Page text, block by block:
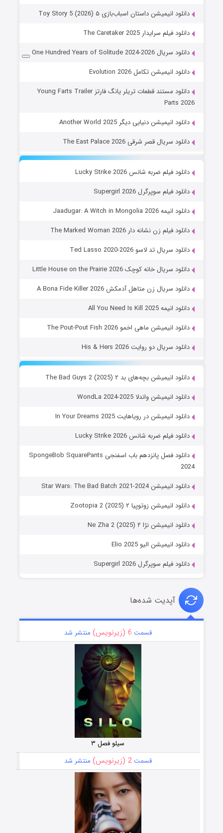
دانلود انیمیشن داستان اسباب‌بازی ۵ Toy Story 5 (2026)
دانلود فیلم سرایدار The Caretaker 2025
دانلود سریال One Hundred Years of Solitude 2024-2026
دانلود انیمیشن تکامل Evolution 2026
دانلود مستند قطعات تریلر یانگ فارتز Young Farts Trailer
Parts 2026
دانلود انیمیشن دنیایی دیگر Another World 2025
دانلود سریال قصر شرقی The East Palace 2026
دانلود فیلم ضربه شانس Lucky Strike 2026
دانلود فیلم سوپرگرل Supergirl 2026
دانلود انیمه Jaadugar: A Witch in Mongolia 2026
دانلود فیلم زن نشانه دار The Marked Woman 2026
دانلود سریال تد لاسو Ted Lasso 2020-2026
دانلود سریال خانه کوچک Little House on the Prairie 2026
دانلود سریال زن متاهل آدمکش A Bona Fide Killer 2026
دانلود انیمه All You Need Is Kill 2025
دانلود انیمیشن ماهی اخمو The Pout-Pout Fish 2026
دانلود سریال دو روایت His & Hers 2026
دانلود انیمیشن بچه‌های بد ۲ The Bad Guys 2 (2025)
دانلود انیمیشن واندلا WondLa 2024-2025
دانلود انیمیشن در رویاهایت In Your Dreams 2025
دانلود فیلم ضربه شانس Lucky Strike 2026
دانلود فصل پانزدهم باب اسفنجی SpongeBob SquarePants
2024
دانلود انیمیشن Star Wars: The Bad Batch 2021-2024
دانلود انیمیشن زوتوپیا ۲ Zootopia 2 (2025)
دانلود انیمیشن نژا ۲ Ne Zha 2 (2025)
دانلود انیمیشن الیو Elio 2025
دانلود فیلم سوپرگرل Supergirl 2026
آپدیت شده‌ها
قسمت 6 (زیرنویس) منتشر شد
سیلو فصل ۳
قسمت2 (زیرنویس) منتشر شد